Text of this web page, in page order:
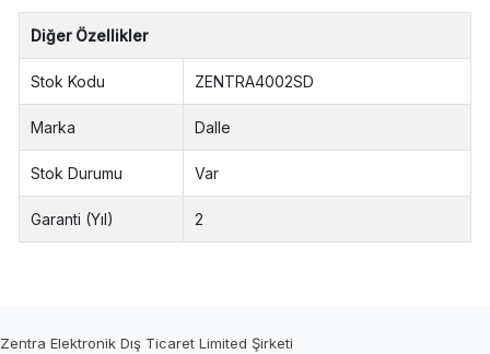
Diğer Özellikler
Stok Kodu ZENTRA4002SD
Marka Dalle
Stok Durumu Var
Garanti (Yıl) 2
Zentra Elektronik Dış Ticaret Limited Şirketi